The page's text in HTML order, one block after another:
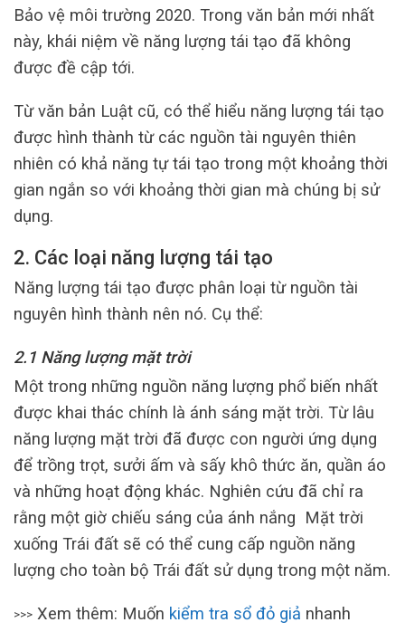
Bảo vệ môi trường 2020. Trong văn bản mới nhất
này, khái niệm về năng lượng tái tạo đã không
được đề cập tới.
Từ văn bản Luật cũ, có thể hiểu năng lượng tái tạo
được hình thành từ các nguồn tài nguyên thiên
nhiên có khả năng tự tái tạo trong một khoảng thời
gian ngắn so với khoảng thời gian mà chúng bị sử
dụng.
2. Các loại năng lượng tái tạo
Năng lượng tái tạo được phân loại từ nguồn tài
nguyên hình thành nên nó. Cụ thể:
2.1 Năng lượng mặt trời
Một trong những nguồn năng lượng phổ biến nhất
được khai thác chính là ánh sáng mặt trời. Từ lâu
năng lượng mặt trời đã được con người ứng dụng
để trồng trọt, sưởi ấm và sấy khô thức ăn, quần áo
và những hoạt động khác. Nghiên cứu đã chỉ ra
rằng một giờ chiếu sáng của ánh nắng Mặt trời
xuống Trái đất sẽ có thể cung cấp nguồn năng
lượng cho toàn bộ Trái đất sử dụng trong một năm.
>>> Xem thêm: Muốn kiểm tra sổ đỏ giả nhanh